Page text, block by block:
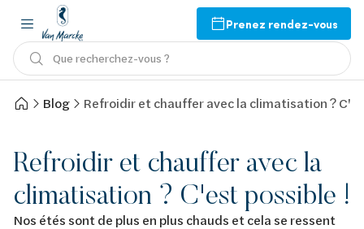
Prenez rendez-vous
Que recherchez-vous ?
Blog Refroidir et chauffer avec la climatisation ?
Refroidir et chauffer avec la
climatisation ? C'est possible !
Nos étés sont de plus en plus chauds et cela se ressent